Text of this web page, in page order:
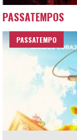
PASSATEMPOS
PASSATEMPO